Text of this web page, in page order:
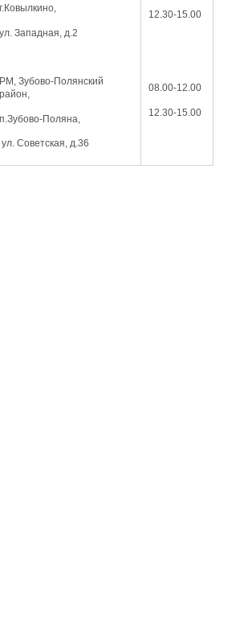
г.Ковылкино,
ул. Западная, д.2
РМ, Зубово-Полянский
район,
п.Зубово-Поляна,
ул. Советская, д.36
12.30-15.00
08.00-12.00
12.30-15.00